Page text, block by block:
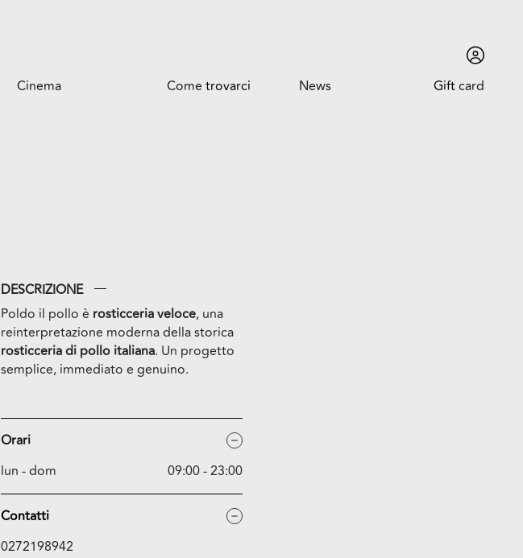
Cinema Come trovarci News Giftcard
DESCRIZIONE
Poldo il pollo è rosticceria veloce, una
reinterpretazione moderna della storica
rosticceria di pollo italiana. Un progetto
semplice, immediato e genuino.
Orari
lun - dom
09:00 - 23:00
Contatti
0272198942